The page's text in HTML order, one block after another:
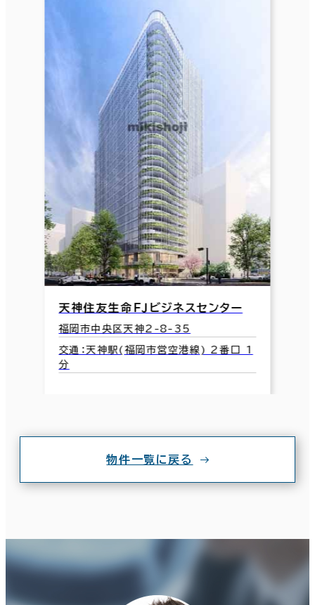
天神住友生命ＦＪビジネスセンター
福岡市中央区天神2-8-35
交通：天神駅(福岡市営空港線) 2番口 1
分
物件一覧に戻る